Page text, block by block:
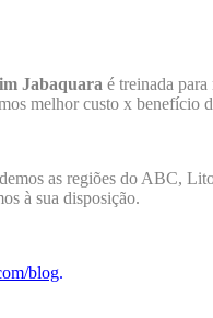
Jabaquara é treinada
melhor custo x benefício
as regiões do ABC,
à sua disposição.
blog.